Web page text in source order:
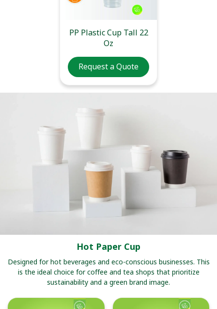
PP Plastic Cup Tall 22
Oz
Request a Quote
Hot Paper Cup
Designed for hot beverages and eco-conscious businesses. This
is the ideal choice for coffee and tea shops that prioritize
sustainability and a green brand image.